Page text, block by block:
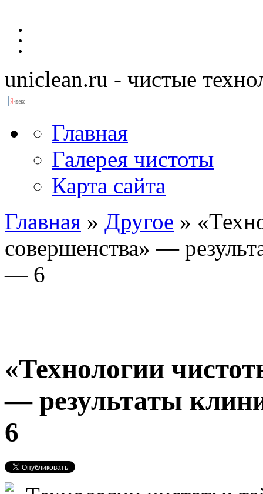
uniclean.ru - чистые
Главная
Галерея чистоты
Карта сайта
Главная » Другое »
совершенства» —
— 6
«Технологии
— результаты
6